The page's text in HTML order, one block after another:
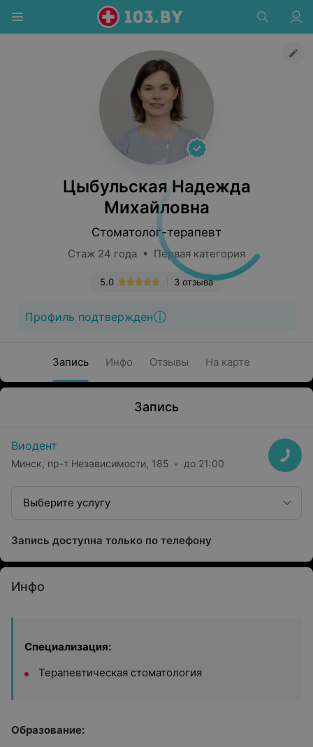
Цыбульская Надежда
Михайловна
Стоматолог-терапевт
Стаж 24 года • Первая категория
3 отзыва
5.0
Профиль подтвержден
Запись Инфо Отзывы На карте
Запись
Виодент
Минск, пр-т Независимости, 185 до 21:00
Выберите услугу
Запись доступна только по телефону
Инфо
Специализация:
Терапевтическая стоматология
Образование: